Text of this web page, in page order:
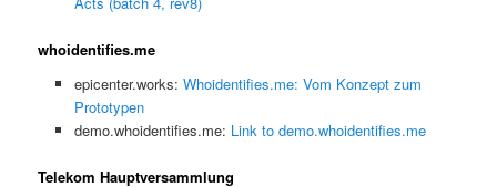
whoidentifies.me
epicenter.works: Whoidentifies.me: Vom Konzept zum
Prototypen
demo.whoidentifies.me: Link to demo.whoidentifies.me
Telekom Hauptversammlung